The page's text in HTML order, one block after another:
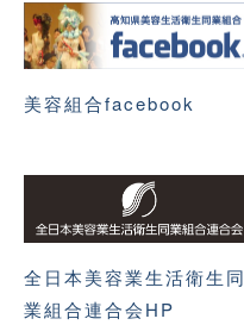
美容組合facebook
全日本美容業生活衛生同
業組合連合会HP